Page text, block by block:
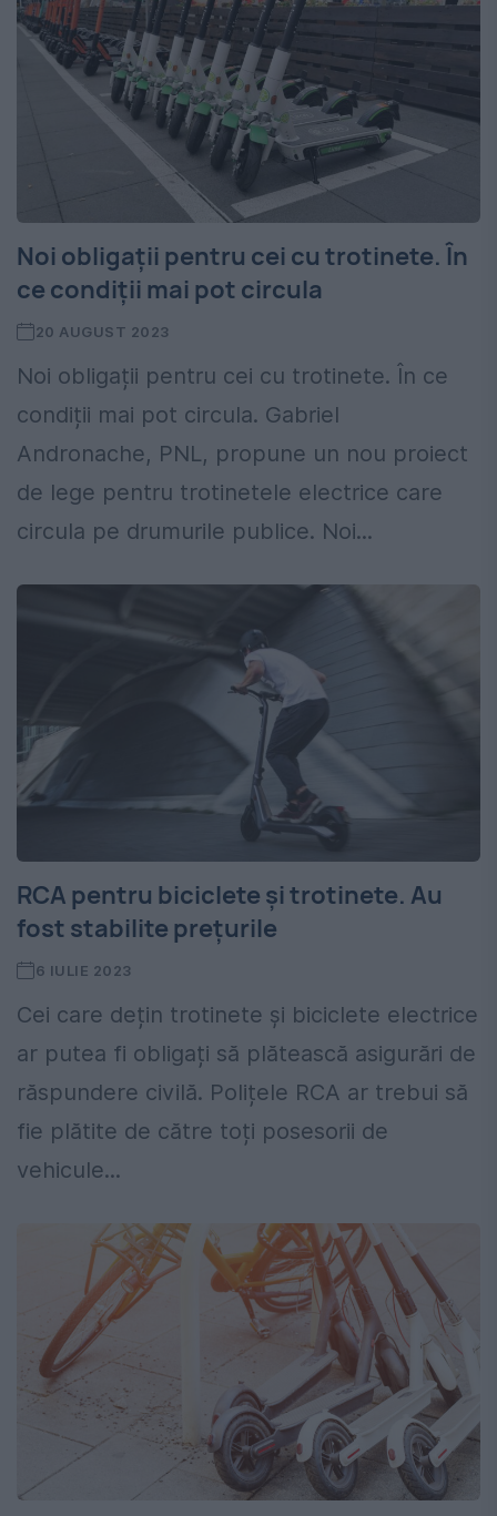
Noi obligații pentru cei cu trotinete. În
ce condiții mai pot circula
20 AUGUST 2023
Noi obligații pentru cei cu trotinete. În ce
condiții mai pot circula. Gabriel
Andronache, PNL, propune un nou proiect
de lege pentru trotinetele electrice care
circula pe drumurile publice. Noi...
RCA pentru biciclete şi trotinete. Au
fost stabilite prețurile
6 IULIE 2023
Cei care dețin trotinete şi biciclete electrice
ar putea fi obligați să plătească asigurări de
răspundere civilă. Polițele RCA ar trebui să
fie plătite de către toți posesorii de
vehicule...